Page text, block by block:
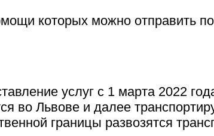
которых можно отправить
услуг с 1 марта 2022
во Львове и далее
границы развозятся